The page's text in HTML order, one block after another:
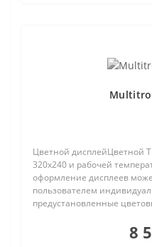
Цветной дисплейЦветной
320х240 и рабочей
оформление дисплеев
пользователем
предустановленные
8